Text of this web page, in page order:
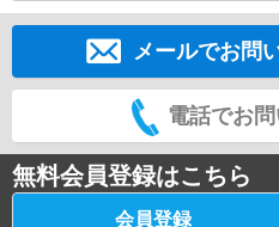
メールでお問
電話でお
無料会員登録はこちら
会員登録